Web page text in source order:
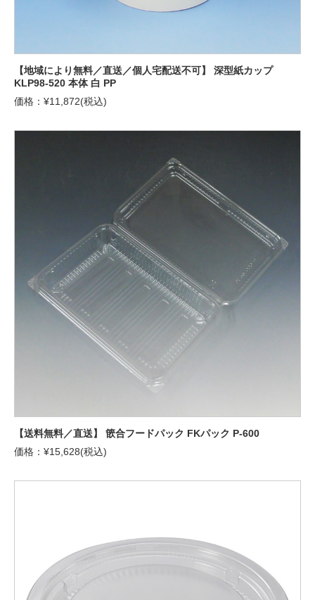
【地域により無料／直送／個人宅配送不可】 深型紙カップ
KLP98-520 本体 白 PP
価格：¥11,872(税込)
【送料無料／直送】 篏合フードパック FKパック P-600
価格：¥15,628(税込)